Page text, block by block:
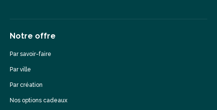
Notre offre
Par savoir-faire
Par ville
Par création
Nos options cadeaux